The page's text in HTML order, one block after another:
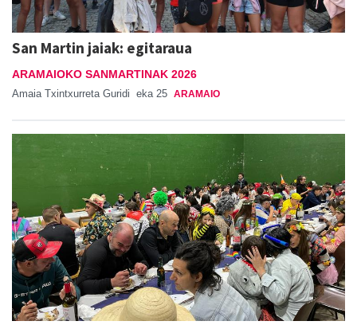
San Martin jaiak: egitaraua
ARAMAIOKO SANMARTINAK 2026
Amaia Txintxurreta Guridi eka 25 ARAMAIO